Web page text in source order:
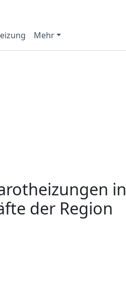
Mehr
in
der Region